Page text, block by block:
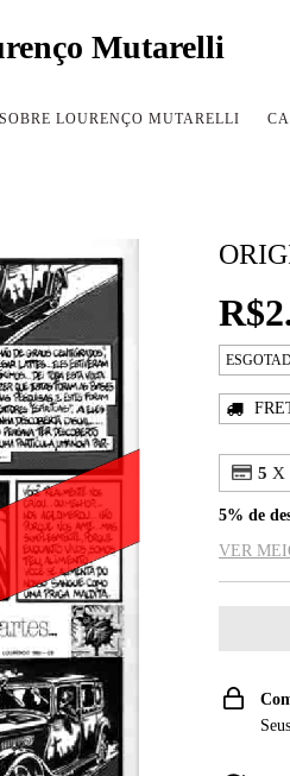
Mutarelli
SOBRE LOURENÇO MUTARELLI
5 X
5% de
VER